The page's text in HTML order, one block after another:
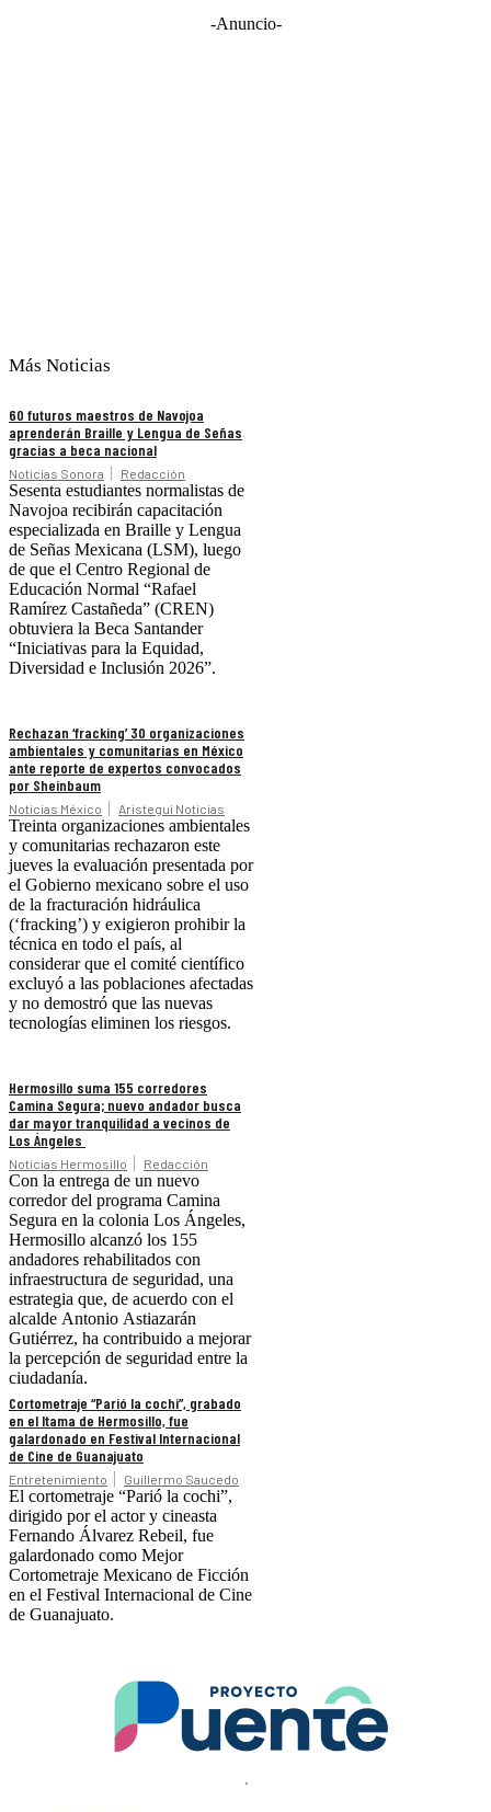
-Anuncio-
Más Noticias
60 futuros maestros de Navojoa
aprenderán Braille y Lengua de Señas
gracias a beca nacional
Noticias Sonora Redacción
Sesenta estudiantes normalistas de
Navojoa recibirán capacitación
especializada en Braille y Lengua
de Señas Mexicana (LSM), luego
de que el Centro Regional de
Educación Normal “Rafael
Ramírez Castañeda” (CREN)
obtuviera la Beca Santander
“Iniciativas para la Equidad,
Diversidad e Inclusión 2026”.
Rechazan ‘fracking’ 30 organizaciones
ambientales y comunitarias en México
ante reporte de expertos convocados
por Sheinbaum
Noticias México Aristegui Noticias
Treinta organizaciones ambientales
y comunitarias rechazaron este
jueves la evaluación presentada por
el Gobierno mexicano sobre el uso
de la fracturación hidráulica
(‘fracking’) y exigieron prohibir la
técnica en todo el país, al
considerar que el comité científico
excluyó a las poblaciones afectadas
y no demostró que las nuevas
tecnologías eliminen los riesgos.
Hermosillo suma 155 corredores
Camina Segura; nuevo andador busca
dar mayor tranquilidad a vecinos de
Los Ángeles
Noticias Hermosillo Redacción
Con la entrega de un nuevo
corredor del programa Camina
Segura en la colonia Los Ángeles,
Hermosillo alcanzó los 155
andadores rehabilitados con
infraestructura de seguridad, una
estrategia que, de acuerdo con el
alcalde Antonio Astiazarán
Gutiérrez, ha contribuido a mejorar
la percepción de seguridad entre la
ciudadanía.
Cortometraje “Parió la cochi”, grabado
en el Itama de Hermosillo, fue
galardonado en Festival Internacional
de Cine de Guanajuato
Entretenimiento Guillermo Saucedo
El cortometraje “Parió la cochi”,
dirigido por el actor y cineasta
Fernando Álvarez Rebeil, fue
galardonado como Mejor
Cortometraje Mexicano de Ficción
en el Festival Internacional de Cine
de Guanajuato.
.